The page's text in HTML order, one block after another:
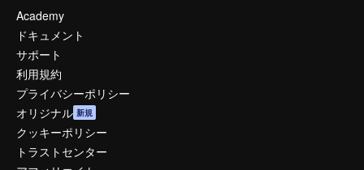
Academy
ドキュメント
サポート
利用規約
プライバシーポリシー
オリジナル 新規
クッキーポリシー
トラストセンター